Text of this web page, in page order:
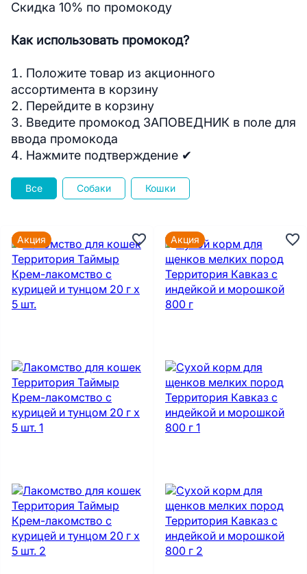
Скидка 10% по промокоду
Как использовать промокод?
Положите товар из акционного
ассортимента в корзину
Перейдите в корзину
Введите промокод ЗАПОВЕДНИК в поле для
ввода промокода
Нажмите подтверждение ✔
Все Собаки Кошки
Акция Акция